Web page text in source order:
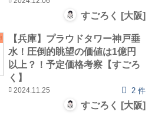
すごろく [大阪]
【兵庫】プラウドタワー神戸垂
水！圧倒的眺望の価値は1億円
以上？！予定価格考察【すごろ
く】
2024.11.25 2 件
すごろく [大阪]